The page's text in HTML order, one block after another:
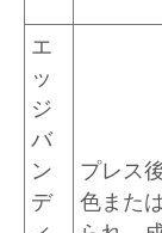
エ
ッ
ジ
バ
ン
デ
プレス
色また